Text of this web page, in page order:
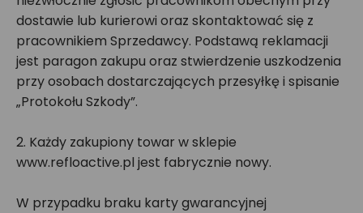
dostawie lub kurierowi oraz skontaktować się z
pracownikiem Sprzedawcy. Podstawą reklamacji
jest paragon zakupu oraz stwierdzenie uszkodzenia
przy osobach dostarczających przesyłkę i spisanie
„Protokołu Szkody”.
2. Każdy zakupiony towar w sklepie
www.refloactive.pl jest fabrycznie nowy.
W przypadku braku karty gwarancyjnej